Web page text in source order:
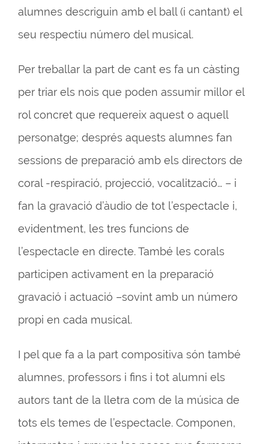
alumnes descriguin amb el ball (i cantant) el
seu respectiu número del musical.
Per treballar la part de cant es fa un càsting
per triar els nois que poden assumir millor el
rol concret que requereix aquest o aquell
personatge; després aquests alumnes fan
sessions de preparació amb els directors de
coral -respiració, projecció, vocalització… – i
fan la gravació d’àudio de tot l’espectacle i,
evidentment, les tres funcions de
l’espectacle en directe. També les corals
participen activament en la preparació
gravació i actuació –sovint amb un número
propi en cada musical.
I pel que fa a la part compositiva són també
alumnes, professors i fins i tot alumni els
autors tant de la lletra com de la música de
tots els temes de l’espectacle. Componen,